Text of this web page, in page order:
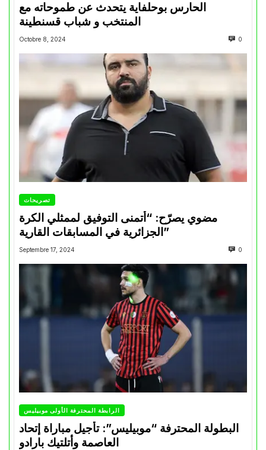
الحارس بوحلفاية يتحدث عن طموحاته مع
المنتخب و شباب قسنطينة
Octobre 8, 2024 0
تصريحات
مضوي يصرّح: “أتمنى التوفيق لممثلي الكرة
الجزائرية في المسابقات القارية”
Septembre 17, 2024 0
الرابطة المحترفة الأولى موبيليس
البطولة المحترفة “موبيليس”: تأجيل مباراة إتحاد
العاصمة وأتلتيك بارادو